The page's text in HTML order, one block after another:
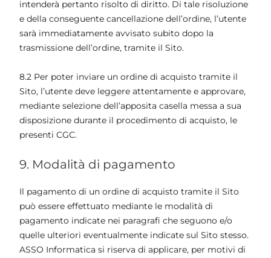
intenderà pertanto risolto di diritto. Di tale risoluzione
e della conseguente cancellazione dell’ordine, l’utente
sarà immediatamente avvisato subito dopo la
trasmissione dell’ordine, tramite il Sito.
8.2 Per poter inviare un ordine di acquisto tramite il
Sito, l’utente deve leggere attentamente e approvare,
mediante selezione dell’apposita casella messa a sua
disposizione durante il procedimento di acquisto, le
presenti CGC.
9. Modalità di pagamento
Il pagamento di un ordine di acquisto tramite il Sito
può essere effettuato mediante le modalità di
pagamento indicate nei paragrafi che seguono e/o
quelle ulteriori eventualmente indicate sul Sito stesso.
ASSO Informatica si riserva di applicare, per motivi di